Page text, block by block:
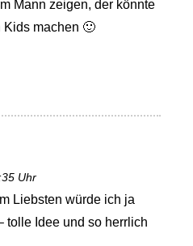
Mann zeigen, der könnte
Kids machen 🙂
Uhr
Liebsten würde ich ja
tolle Idee und so herrlich